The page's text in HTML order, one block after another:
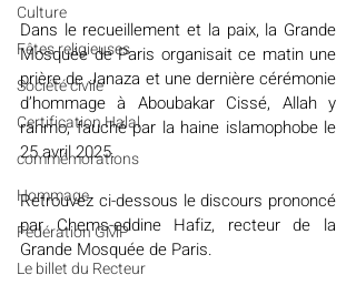
Culture
Fêtes religieuses
Société civile
Certification Halal
commémorations
Hommage
Fédération GMP
Le billet du Recteur
Dans le recueillement et la paix, la Grande
Mosquée de Paris organisait ce matin une
prière de Janaza et une dernière cérémonie
d’hommage à Aboubakar Cissé, Allah y
rahmo, fauché par la haine islamophobe le
25 avril 2025.
Retrouvez ci-dessous le discours prononcé
par Chems-eddine Hafiz, recteur de la
Grande Mosquée de Paris.